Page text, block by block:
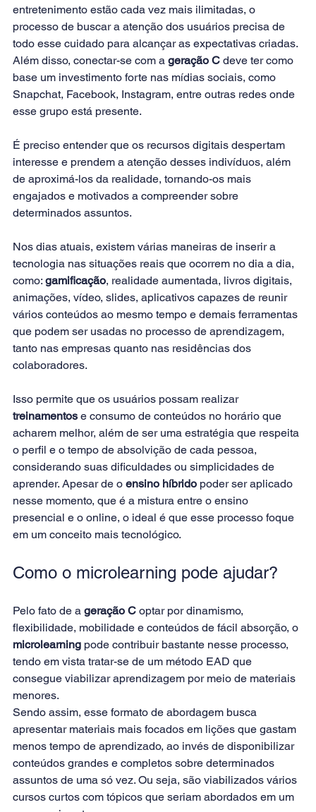
entretenimento estão cada vez mais ilimitadas, o
processo de buscar a atenção dos usuários precisa de
todo esse cuidado para alcançar as expectativas criadas.
Além disso, conectar-se com a geração C deve ter como
base um investimento forte nas mídias sociais, como
Snapchat, Facebook, Instagram, entre outras redes onde
esse grupo está presente.
É preciso entender que os recursos digitais despertam
interesse e prendem a atenção desses indivíduos, além
de aproximá-los da realidade, tornando-os mais
engajados e motivados a compreender sobre
determinados assuntos.
Nos dias atuais, existem várias maneiras de inserir a
tecnologia nas situações reais que ocorrem no dia a dia,
como: gamificação, realidade aumentada, livros digitais,
animações, vídeo, slides, aplicativos capazes de reunir
vários conteúdos ao mesmo tempo e demais ferramentas
que podem ser usadas no processo de aprendizagem,
tanto nas empresas quanto nas residências dos
colaboradores.
Isso permite que os usuários possam realizar
treinamentos e consumo de conteúdos no horário que
acharem melhor, além de ser uma estratégia que respeita
o perfil e o tempo de absolvição de cada pessoa,
considerando suas dificuldades ou simplicidades de
aprender. Apesar de o ensino híbrido poder ser aplicado
nesse momento, que é a mistura entre o ensino
presencial e o online, o ideal é que esse processo foque
em um conceito mais tecnológico.
Como o microlearning pode ajudar?
Pelo fato de a geração C optar por dinamismo,
flexibilidade, mobilidade e conteúdos de fácil absorção, o
microlearning pode contribuir bastante nesse processo,
tendo em vista tratar-se de um método EAD que
consegue viabilizar aprendizagem por meio de materiais
menores.
Sendo assim, esse formato de abordagem busca
apresentar materiais mais focados em lições que gastam
menos tempo de aprendizado, ao invés de disponibilizar
conteúdos grandes e completos sobre determinados
assuntos de uma só vez. Ou seja, são viabilizados vários
cursos curtos com tópicos que seriam abordados em um